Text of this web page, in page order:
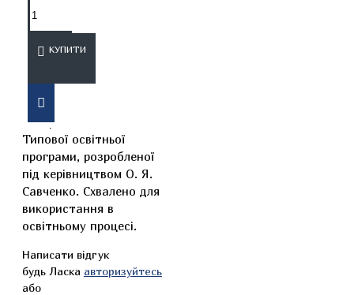
КУПИТИ
ОПИС
Навчальний посібник
створено відповідно до
Типової освітньої
програми, розробленої
під керівництвом О. Я.
Савченко. Схвалено для
використання в
освітньому процесі.
Написати відгук
будь Ласка авторизуйтесь
або